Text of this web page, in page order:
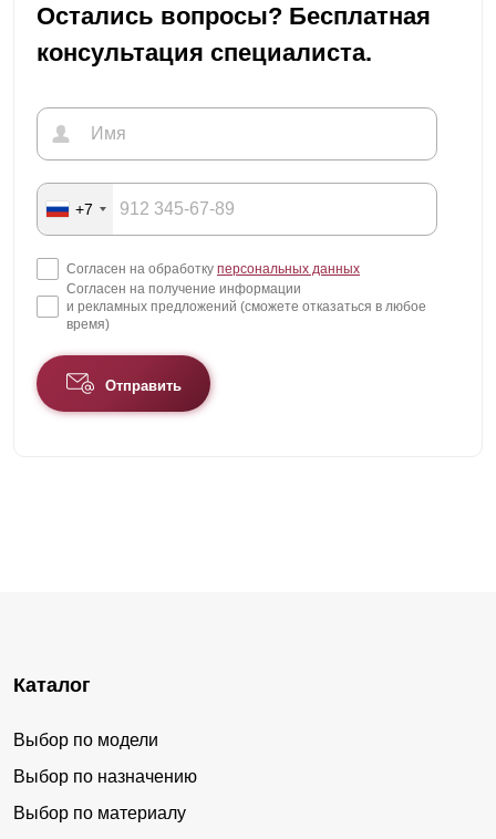
Остались вопросы? Бесплатная
консультация специалиста.
+7
Согласен на обработку персональных данных
Согласен на получение информации
и рекламных предложений (сможете отказаться в любое
время)
Отправить
Каталог
Выбор по модели
Выбор по назначению
Выбор по материалу